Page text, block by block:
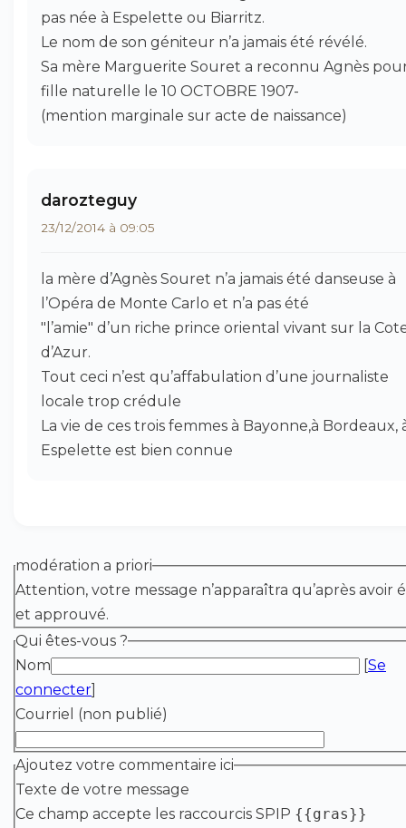
pas née à Espelette ou Biarritz.
Le nom de son géniteur n’a jamais été révélé.
Sa mère Marguerite Souret a reconnu Agnès
fille naturelle le 10 OCTOBRE 1907-
(mention marginale sur acte de naissance)
darozteguy
23/12/2014 à 09:05
la mère d’Agnès Souret n’a jamais été danseuse à
l’Opéra de Monte Carlo et n’a pas été
"l’amie" d’un riche prince oriental vivant sur la
d’Azur.
Tout ceci n’est qu’affabulation d’une journaliste
locale trop crédule
La vie de ces trois femmes à Bayonne,à Bordeaux,
Espelette est bien connue
modération a priori
Attention, votre message n’apparaîtra qu’après avoir
et approuvé.
Qui êtes-vous ?
Nom
Se
connecter
Courriel (non publié)
Ajoutez votre commentaire ici
Texte de votre message
Ce champ accepte les raccourcis SPIP {{gras}}